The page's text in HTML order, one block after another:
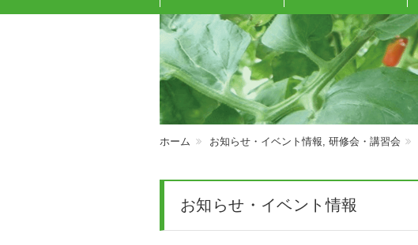
ホーム お知らせ・イベント情報, 研修会・講習会
お知らせ・イベント情報